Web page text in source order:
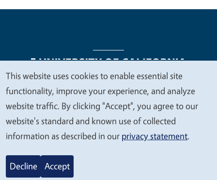
Legal Menu
Copyright
Nondiscrimination Statements
Accessibility
Contact Privacy
© 2026 Regents of the University of California
We
value
your
privacy
This website uses cookies to enable essential site
functionality, improve your experience, and analyze
website traffic. By clicking "Accept", you agree to our
website's standard and known use of collected
information as described in our privacy statement.
Decline Accept